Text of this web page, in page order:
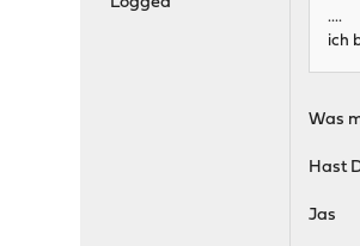
....
ich
Was
Hast
Jas